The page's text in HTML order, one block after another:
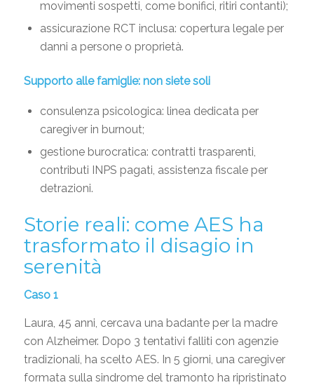
movimenti sospetti, come bonifici, ritiri contanti);
assicurazione RCT inclusa: copertura legale per
danni a persone o proprietà.
Supporto alle famiglie: non siete soli
consulenza psicologica: linea dedicata per
caregiver in burnout;
gestione burocratica: contratti trasparenti,
contributi INPS pagati, assistenza fiscale per
detrazioni.
Storie reali: come AES ha
trasformato il disagio in
serenità
Caso 1
Laura, 45 anni, cercava una badante per la madre
con Alzheimer. Dopo 3 tentativi falliti con agenzie
tradizionali, ha scelto AES. In 5 giorni, una caregiver
formata sulla sindrome del tramonto ha ripristinato